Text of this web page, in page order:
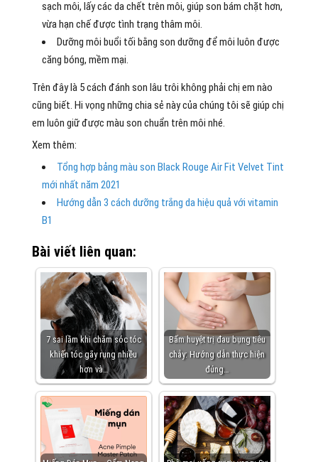
sạch môi, lấy các da chết trên môi, giúp son bám chặt hơn,
vừa hạn chế được tình trạng thâm môi.
Dưỡng môi buổi tối bằng son dưỡng để môi luôn được
căng bóng, mềm mại.
Trên đây là 5 cách đánh son lâu trôi không phải chị em nào
cũng biết. Hi vọng những chia sẻ này của chúng tôi sẽ giúp chị
em luôn giữ được màu son chuẩn trên môi nhé.
Xem thêm:
Tổng hợp bảng màu son Black Rouge Air Fit Velvet Tint
mới nhất năm 2021
Hướng dẫn 3 cách dưỡng trắng da hiệu quả với vitamin
B1
Bài viết liên quan:
7 sai lầm khi chăm sóc tóc
khiến tóc gãy rụng nhiều
hơn và…
Bấm huyệt trị đau bụng tiêu
chảy: Hướng dẫn thực hiện
đúng…